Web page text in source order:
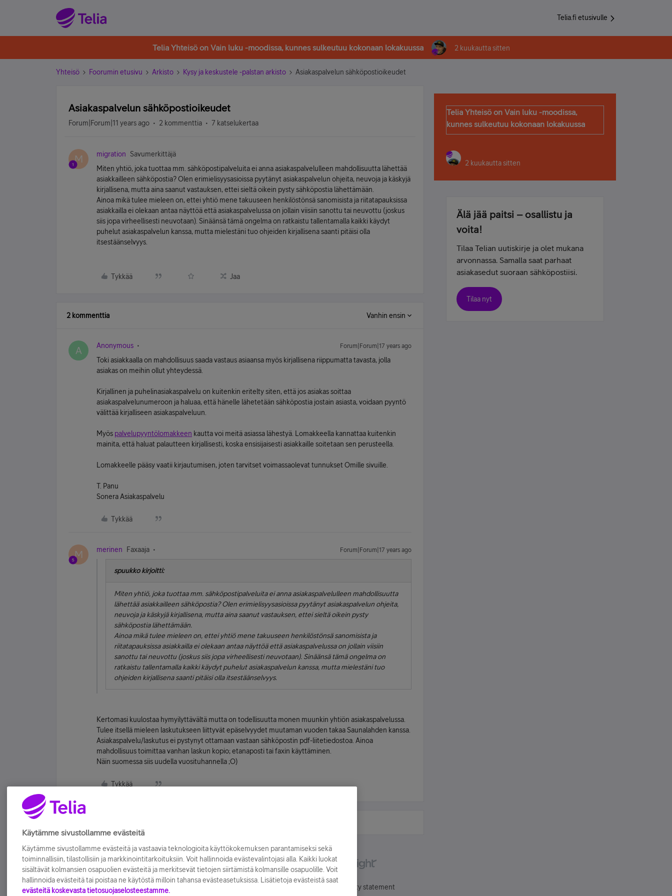
Telia.fi etusivulle
Telia Yhteisö on Vain luku -moodissa, kunnes sulkeutuu kokonaan lokakuussa 2 kuukautta sitten
Yhteisö Foorumin etusivu Arkisto Kysy ja keskustele -palstan arkisto Asiakaspalvelun sähköpostioikeudet
Asiakaspalvelun sähköpostioikeudet
Forum|Forum|11 years ago 2 kommenttia 7 katselukertaa
M migration
Savumerkittäjä
Miten yhtiö, joka tuottaa mm. sähköpostipalveluita ei anna asiakaspalvelulleen mahdollisuutta lähettää
asiakkailleen sähköpostia? Olen erimielisyysasioissa pyytänyt asiakaspalvelun ohjeita, neuvoja ja käskyjä
kirjallisena, mutta aina saanut vastauksen, ettei sieltä oikein pysty sähköpostia lähettämään.
Ainoa mikä tulee mieleen on, ettei yhtiö mene takuuseen henkilöstönsä sanomisista ja riitatapauksissa
asiakkailla ei olekaan antaa näyttöä että asiakaspalvelussa on jollain viisiin sanottu tai neuvottu (joskus
siis jopa virheellisesti neuvotaan). Sinäänsä tämä ongelma on ratkaistu tallentamalla kaikki käydyt
puhelut asiakaspalvelun kanssa, mutta mielestäni tuo ohjeiden kirjallisena saanti pitäisi olla
itsestäänselvyys.
Tykkää Jaa
2 kommenttia Vanhin ensin
A Anonymous Forum|Forum|17 years ago
Toki asiakkaalla on mahdollisuus saada vastaus asiaansa myös kirjallisena riippumatta tavasta, jolla
asiakas on meihin ollut yhteydessä.
Kirjallinen ja puhelinasiakaspalvelu on kuitenkin eritelty siten, että jos asiakas soittaa
asiakaspalvelunumeroon ja haluaa, että hänelle lähetetään sähköpostia jostain asiasta, voidaan pyyntö
välittää kirjalliseen asiakaspalveluun.
Myös palvelupyyntölomakkeen kautta voi meitä asiassa lähestyä. Lomakkeella kannattaa kuitenkin
mainita, että haluat palautteen kirjallisesti, koska ensisijaisesti asiakkaille soitetaan sen perusteella.
Lomakkeelle pääsy vaatii kirjautumisen, joten tarvitset voimassaolevat tunnukset Omille sivuille.
T. Panu
Sonera Asiakaspalvelu
Tykkää
M merinen Faxaaja Forum|Forum|17 years ago
spuukko kirjoitti:
Miten yhtiö, joka tuottaa mm. sähköpostipalveluita ei anna asiakaspalvelulleen mahdollisuutta
lähettää asiakkailleen sähköpostia? Olen erimielisyysasioissa pyytänyt asiakaspalvelun ohjeita,
neuvoja ja käskyjä kirjallisena, mutta aina saanut vastauksen, ettei sieltä oikein pysty
sähköpostia lähettämään.
Ainoa mikä tulee mieleen on, ettei yhtiö mene takuuseen henkilöstönsä sanomisista ja
riitatapauksissa asiakkailla ei olekaan antaa näyttöä että asiakaspalvelussa on jollain viisiin
sanottu tai neuvottu (joskus siis jopa virheellisesti neuvotaan). Sinäänsä tämä ongelma on
ratkaistu tallentamalla kaikki käydyt puhelut asiakaspalvelun kanssa, mutta mielestäni tuo
ohjeiden kirjallisena saanti pitäisi olla itsestäänselvyys.
Kertomasi kuulostaa hymyilyttävältä mutta on todellisuutta monen muunkin yhtiön asiakaspalvelussa.
Tulee itsellä mieleen laskutukseen liittyvät epäselvyydet muutaman vuoden takaa Saunalahden kanssa.
Asiakaspalvelu/laskutus ei pystynyt ottamaan vastaan sähköpostin pdf-liitetiedostoa. Ainoa
mahdollisuus toimittaa vanhan laskun kopio; etanaposti tai faxin käyttäminen.
Näin suomessa siis uudella vuosituhannella ;O)
Tykkää
Telia Yhteisö on Vain luku -moodissa,
kunnes sulkeutuu kokonaan lokakuussa
2 kuukautta sitten
Älä jää paitsi – osallistu ja
voita!
Tilaa Telian uutiskirje ja olet mukana
arvonnassa. Samalla saat parhaat
asiakasedut suoraan sähköpostiisi.
Tilaa nyt
Accessibility statement
Käytämme sivustollamme evästeitä
Käytämme sivustollamme evästeitä ja vastaavia teknologioita käyttökokemuksen parantamiseksi sekä
toiminnallisiin, tilastollisiin ja markkinointitarkoituksiin. Voit hallinnoida evästevalintojasi alla. Kaikki luokat
sisältävät kolmansien osapuolien evästeitä ja merkitsevät tietojen siirtämistä kolmansille osapuolille. Voit
hallinnoida evästeitä tai poistaa ne käytöstä milloin tahansa evästeasetuksissa. Lisätietoja evästeistä saat
evästeitä koskevasta tietosuojaselosteestamme.